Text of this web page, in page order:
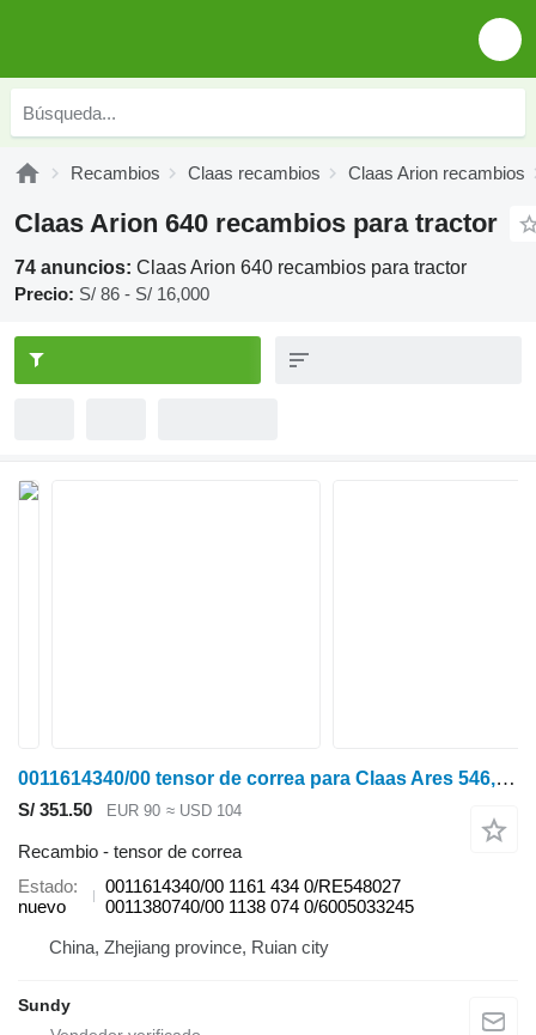
Recambios Claas recambios Claas Arion recambios
Claas Arion 640 recambios para tractor
74 anuncios: Claas Arion 640 recambios para tractor
Precio: S/ 86 - S/ 16,000
0011614340/00 tensor de correa para Claas Ares 546, Ares 556, Ares 566, Ares 547, Ares 557, Ares 567, Ares 577, Ares 616, Ares 626, Ares 636, Ares 656, Ares 696, Ares 617, Ares 657, Ares 697, Ares 816, Ares 826, Ares 836, Axion 810, Axion 815, Axion 820, Axion 825, Axion 830, Axion 840, Axion 850, Celtis 426, Celtis 436, Celtis 446, Celtis 456, Ergos 436, Ergos 446, Ergos 456, Ergos 466, Arion 410, Arion 420, Arion 430, Arion 510, Arion 520, Arion 530, Arion 540, Arion 610, Arion 620, Arion 630, Arion 640 tractor de ruedas
S/ 351.50 EUR 90 ≈ USD 104
Recambio - tensor de correa
Estado
nuevo
0011614340/00 1161 434 0/RE548027
0011380740/00 1138 074 0/6005033245
China, Zhejiang province, Ruian city
Sundy